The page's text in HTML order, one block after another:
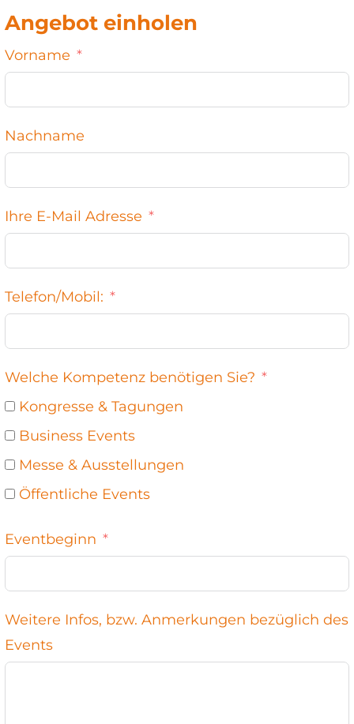
Angebot einholen
Vorname
Nachname
Ihre E-Mail Adresse
Telefon/Mobil:
Welche Kompetenz benötigen Sie?
Kongresse & Tagungen
Business Events
Messe & Ausstellungen
Öffentliche Events
Eventbeginn
Weitere Infos, bzw. Anmerkungen bezüglich des
Events